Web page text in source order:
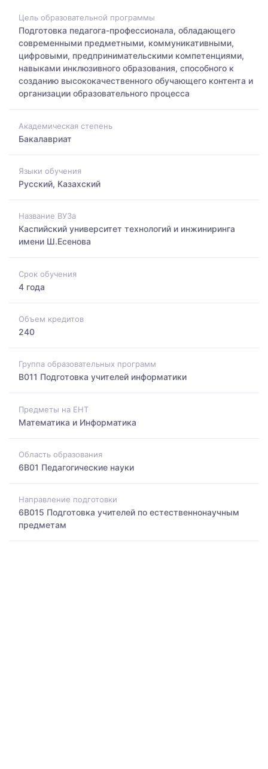
Цель образовательной программы
Подготовка педагога-профессионала, обладающего
современными предметными, коммуникативными,
цифровыми, предпринимательскими компетенциями,
навыками инклюзивного образования, способного к
созданию высококачественного обучающего контента и
организации образовательного процесса
Академическая степень
Бакалавриат
Языки обучения
Русский, Казахский
Название ВУЗа
Каспийский университет технологий и инжиниринга
имени Ш.Есенова
Срок обучения
4 года
Объем кредитов
240
Группа образовательных программ
B011 Подготовка учителей информатики
Предметы на ЕНТ
Математика и Информатика
Область образования
6B01 Педагогические науки
Направление подготовки
6B015 Подготовка учителей по естественнонаучным
предметам